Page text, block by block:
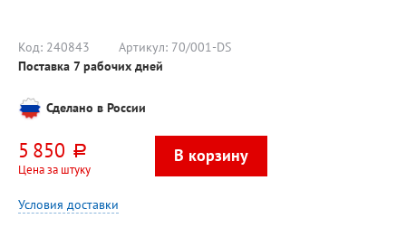
Код: 240843 Артикул: 70/001-DS
Поставка 7 рабочих дней
Сделано в России
5 850 руб.
Цена за штуку
Условия доставки